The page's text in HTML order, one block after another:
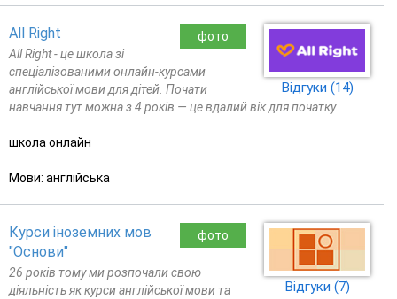
Відгуки (14)
фото
All Right
All Right - це школа зі
спеціалізованими онлайн-курсами
англійської мови для дітей. Почати
навчання тут можна з 4 років — це вдалий вік для початку
школа онлайн
Мови: англійська
Відгуки (7)
фото
Курси іноземних мов
"Основи"
26 років тому ми розпочали свою
діяльність як курси англійської мови та